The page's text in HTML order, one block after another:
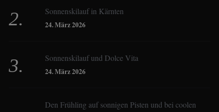
Christoph SchraheSonnenskilauf in Kärnten
24. März 2026
Sonnenskilauf und Dolce Vita
24. März 2026
Den Frühling auf sonnigen Pisten und bei coolen